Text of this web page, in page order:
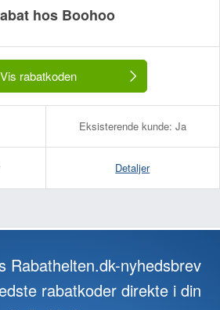
hos Boohoo
Vis rabatkoden
Eksisterende kunde: Ja
Detaljer
Rabathelten.dk-nyhedsbrev
rabatkoder direkte i din